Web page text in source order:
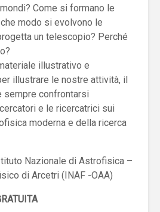
Come si formano le
modo si evolvono le
un telescopio? Perché
illustrativo e
illustrare le nostre attività, il
sempre confrontarsi
e le ricercatrici sui
moderna e della ricerca
Nazionale di Astrofisica –
di Arcetri (INAF -OAA)